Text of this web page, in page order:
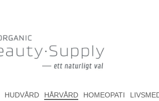
HUDVÅRD HÅRVÅRD HOMEOPATI